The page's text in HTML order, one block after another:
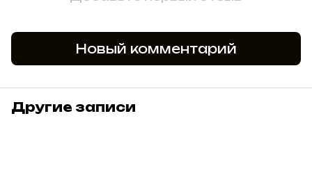
Новый комментарий
Другие записи